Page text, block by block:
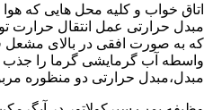
اتاق خواب و کلیه محل هایی که
مبدل حرارتی عمل انتقال
که به صورت افقی در بالای مشعل
واسطه آب گرمایشی گرما را جذب
مبدل،مبدل حرارتی دو منظوره